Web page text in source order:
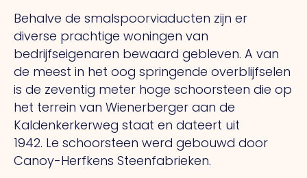
Behalve de smalspoorviaducten zijn er
diverse prachtige woningen van
bedrijfseigenaren bewaard gebleven. A van
de meest in het oog springende overblijfselen
is de zeventig meter hoge schoorsteen die op
het terrein van Wienerberger aan de
Kaldenkerkerweg staat en dateert uit
1942. Le schoorsteen werd gebouwd door
Canoy-Herfkens Steenfabrieken.